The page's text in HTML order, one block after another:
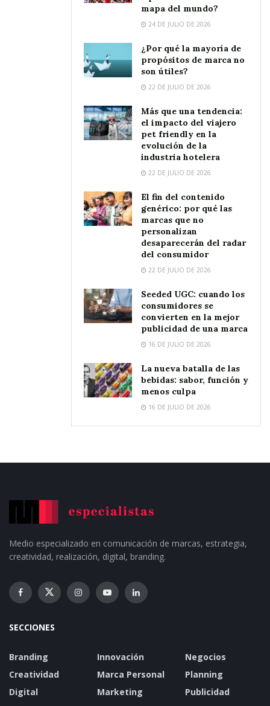
mapa del mundo?
24 DE JULIO DE 2026
¿Por qué la mayoría de
propósitos de marca no
son útiles?
22 DE JULIO DE 2026
Más que una tendencia:
el impacto del viajero
pet friendly en la
evolución de la
industria hotelera
22 DE JULIO DE 2026
El fin del contenido
genérico: por qué las
marcas que no
personalizan
desaparecerán del radar
del consumidor
22 DE JULIO DE 2026
Seeded UGC: cuando los
consumidores se
convierten en la mejor
publicidad de una marca
16 DE JULIO DE 2026
La nueva batalla de las
bebidas: sabor, función y
menos culpa
16 DE JULIO DE 2026
Medio especializado en comunicación de marcas, estrategia,
creatividad, realización, digital, branding.
SECCIONES
Branding
Creatividad
Digital
Innovación
Marca Personal
Marketing
Negocios
Planning
Publicidad